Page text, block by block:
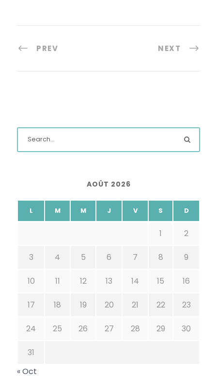
PREV NEXT
AOÛT 2026
L M M J V S D
1 2
3 4 5 6 7 8 9
10 11 12 13 14 15 16
17 18 19 20 21 22 23
24 25 26 27 28 29 30
31
« Oct